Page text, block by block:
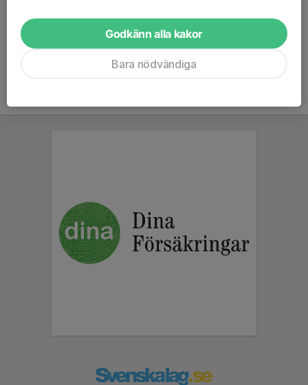
Sponsorer
Sparbanken LidköpingGodkänn alla kakor
Bara nödvändiga